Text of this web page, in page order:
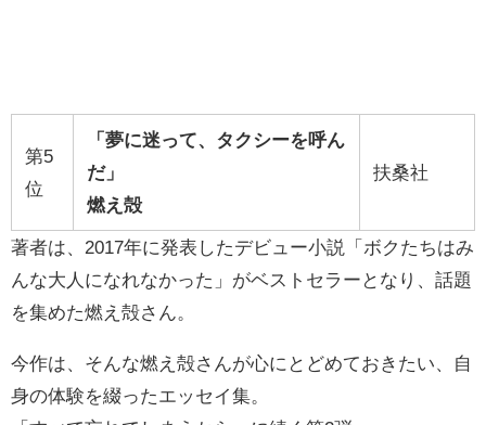
第5
位
「夢に迷って、タクシーを呼ん
だ」
燃え殻
扶桑社
著者は、2017年に発表したデビュー小説「ボクたちはみ
んな大人になれなかった」がベストセラーとなり、話題
を集めた燃え殻さん。
今作は、そんな燃え殻さんが心にとどめておきたい、自
身の体験を綴ったエッセイ集。